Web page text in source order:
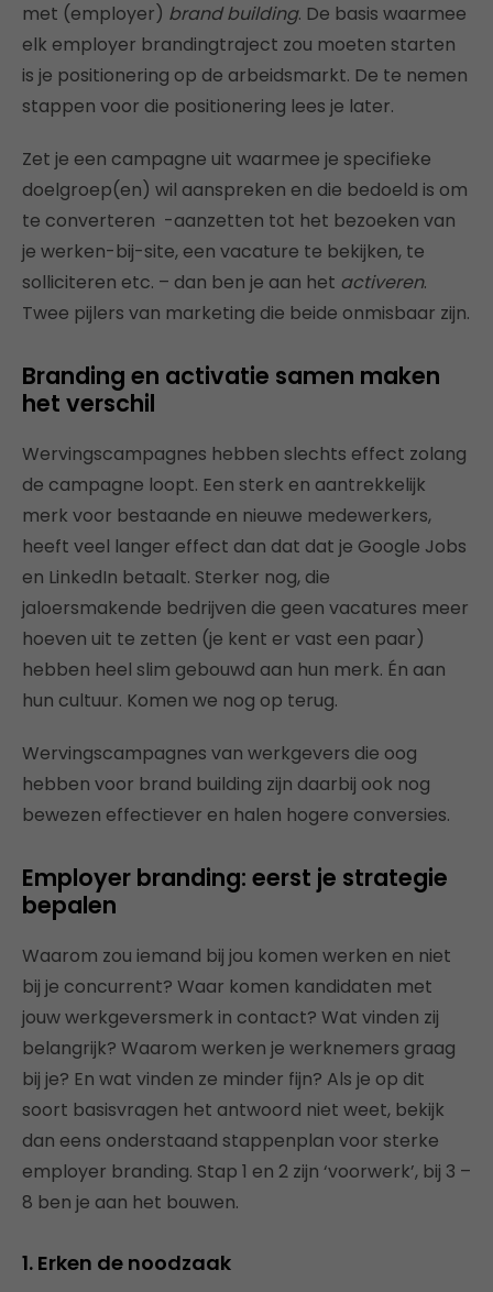
met (employer) brand building. De basis waarmee
elk employer brandingtraject zou moeten starten
is je positionering op de arbeidsmarkt. De te nemen
stappen voor die positionering lees je later.
Zet je een campagne uit waarmee je specifieke
doelgroep(en) wil aanspreken en die bedoeld is om
te converteren -aanzetten tot het bezoeken van
je werken-bij-site, een vacature te bekijken, te
solliciteren etc. – dan ben je aan het activeren.
Twee pijlers van marketing die beide onmisbaar zijn.
Branding en activatie samen maken
het verschil
Wervingscampagnes hebben slechts effect zolang
de campagne loopt. Een sterk en aantrekkelijk
merk voor bestaande en nieuwe medewerkers,
heeft veel langer effect dan dat dat je Google Jobs
en LinkedIn betaalt. Sterker nog, die
jaloersmakende bedrijven die geen vacatures meer
hoeven uit te zetten (je kent er vast een paar)
hebben heel slim gebouwd aan hun merk. Én aan
hun cultuur. Komen we nog op terug.
Wervingscampagnes van werkgevers die oog
hebben voor brand building zijn daarbij ook nog
bewezen effectiever en halen hogere conversies.
Employer branding: eerst je strategie
bepalen
Waarom zou iemand bij jou komen werken en niet
bij je concurrent? Waar komen kandidaten met
jouw werkgeversmerk in contact? Wat vinden zij
belangrijk? Waarom werken je werknemers graag
bij je? En wat vinden ze minder fijn? Als je op dit
soort basisvragen het antwoord niet weet, bekijk
dan eens onderstaand stappenplan voor sterke
employer branding. Stap 1 en 2 zijn ‘voorwerk’, bij 3 –
8 ben je aan het bouwen.
1. Erken de noodzaak